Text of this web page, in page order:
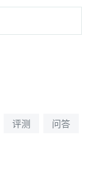
评测 问答